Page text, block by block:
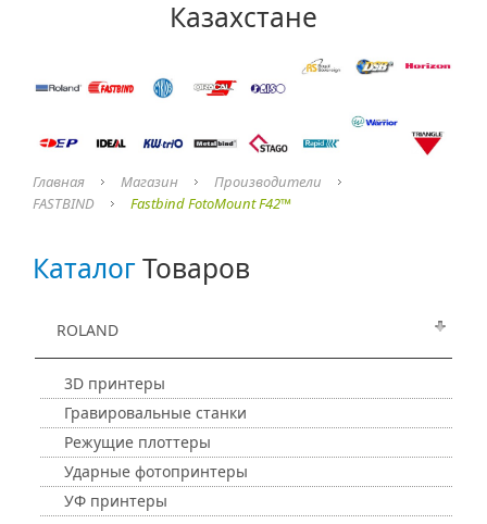
Казахстане
Главная Магазин
Производители
FASTBIND
Fastbind FotoMount F42™
КаталогТоваров
ROLAND
3D принтеры
Гравировальные станки
Режущие плоттеры
Ударные фотопринтеры
УФ принтеры